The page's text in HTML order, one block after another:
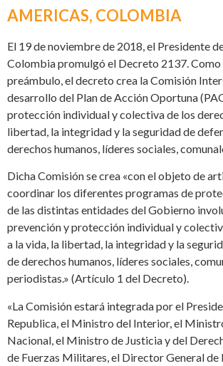
AMERICAS, COLOMBIA
El 19 de noviembre de 2018, el Presidente
Colombia promulgó el Decreto 2137. Como
preámbulo, el decreto crea la Comisión
desarrollo del Plan de Acción Oportuna
protección individual y colectiva de los
libertad, la integridad y la seguridad de
derechos humanos, líderes sociales,
Dicha Comisión se crea «con el objeto de
coordinar los diferentes programas de
de las distintas entidades del Gobierno
prevención y protección individual y
a la vida, la libertad, la integridad y la
de derechos humanos, líderes sociales,
periodistas.» (Artículo 1 del Decreto).
«La Comisión estará integrada por el
Republica, el Ministro del Interior, el
Nacional, el Ministro de Justicia y del
de Fuerzas Militares, el Director General de